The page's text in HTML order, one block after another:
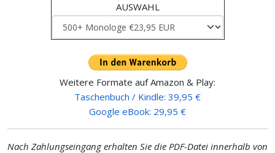
AUSWAHL
Weitere Formate auf Amazon & Play:
Taschenbuch / Kindle: 39,95 €
Google eBook: 29,95 €
Nach Zahlungseingang erhalten Sie die PDF-Datei innerhalb von